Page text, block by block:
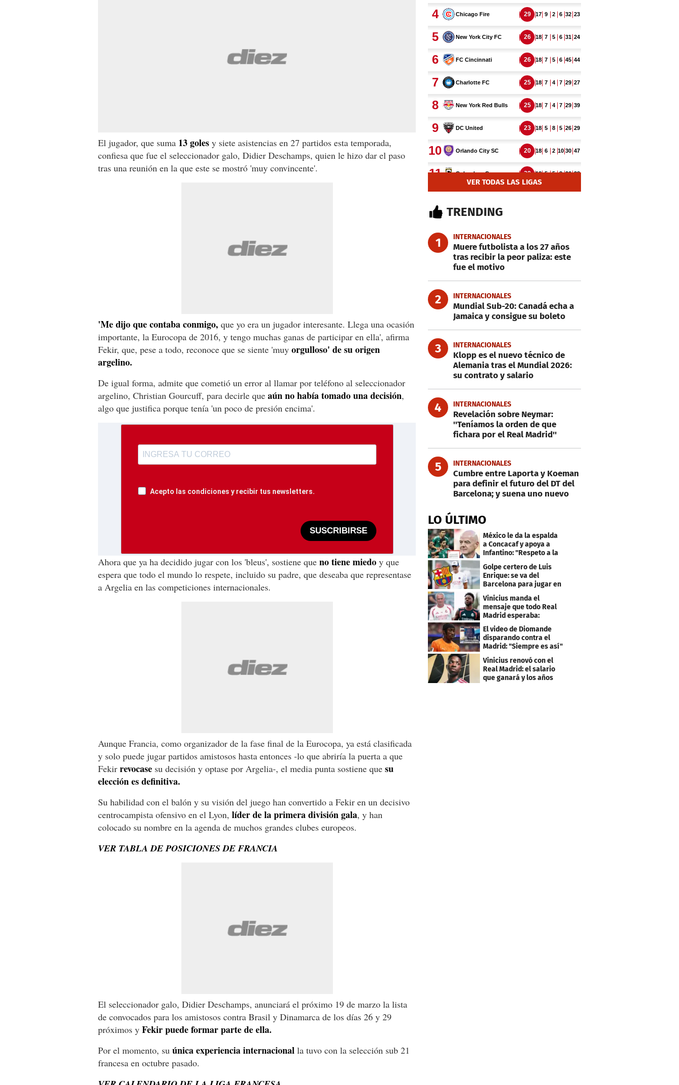
El jugador, que suma 13 goles y siete asistencias en 27 partidos esta temporada,
confiesa que fue el seleccionador galo, Didier Deschamps, quien le hizo dar el paso
tras una reunión en la que este se mostró 'muy convincente'.
'Me dijo que contaba conmigo, que yo era un jugador interesante. Llega una ocasión
importante, la Eurocopa de 2016, y tengo muchas ganas de participar en ella', afirma
Fekir, que, pese a todo, reconoce que se siente 'muy orgulloso' de su origen
argelino.
De igual forma, admite que cometió un error al llamar por teléfono al seleccionador
argelino, Christian Gourcuff, para decirle que aún no había tomado una decisión,
algo que justifica porque tenía 'un poco de presión encima'.
Acepto las condiciones y recibir tus newsletters.
SUSCRIBIRSE
Ahora que ya ha decidido jugar con los 'bleus', sostiene que no tiene miedo y que
espera que todo el mundo lo respete, incluido su padre, que deseaba que representase
a Argelia en las competiciones internacionales.
Aunque Francia, como organizador de la fase final de la Eurocopa, ya está clasificada
y solo puede jugar partidos amistosos hasta entonces -lo que abriría la puerta a que
Fekir revocase su decisión y optase por Argelia-, el media punta sostiene que su
elección es definitiva.
Su habilidad con el balón y su visión del juego han convertido a Fekir en un decisivo
centrocampista ofensivo en el Lyon, líder de la primera división gala, y han
colocado su nombre en la agenda de muchos grandes clubes europeos.
VER TABLA DE POSICIONES DE FRANCIA
El seleccionador galo, Didier Deschamps, anunciará el próximo 19 de marzo la lista
de convocados para los amistosos contra Brasil y Dinamarca de los días 26 y 29
próximos y Fekir puede formar parte de ella.
Por el momento, su única experiencia internacional la tuvo con la selección sub 21
francesa en octubre pasado.
VER TODAS LAS LIGAS
TRENDING
1 INTERNACIONALES
Muere futbolista a los 27 años
tras recibir la peor paliza: este
fue el motivo
2 INTERNACIONALES
Mundial Sub-20: Canadá echa a
Jamaica y consigue su boleto
3 INTERNACIONALES
Klopp es el nuevo técnico de
Alemania tras el Mundial 2026:
su contrato y salario
4 INTERNACIONALES
Revelación sobre Neymar:
''Teníamos la orden de que
fichara por el Real Madrid''
5 INTERNACIONALES
Cumbre entre Laporta y Koeman
para definir el futuro del DT del
Barcelona; y suena uno nuevo
LO ÚLTIMO
México le da la espalda
a Concacaf y apoya a
Infantino: "Respeto a la
gobernanza"
Golpe certero de Luis
Enrique: se va del
Barcelona para jugar en
el PSG
Vinicius manda el
mensaje que todo Real
Madrid esperaba:
"Mourinho..."
El video de Diomande
disparando contra el
Madrid: "Siempre es así"
Vinicius renovó con el
Real Madrid: el salario
que ganará y los años